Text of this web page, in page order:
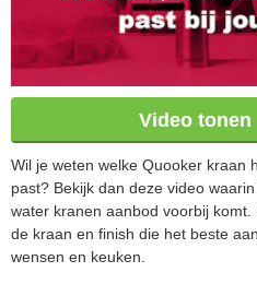
Video tonen
Wil je weten welke Quooker kraan
past? Bekijk dan deze video
water kranen aanbod voorbij komt.
de kraan en finish die het beste
wensen en keuken.